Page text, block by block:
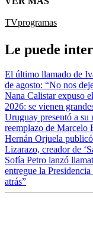
TVprogramas
Le puede
El último llamado de
de agosto: “No nos
Nana Calistar expuso
2026: se vienen
Uruguay presentó a su
reemplazo de Marcelo
Hernán Orjuela
Lizarazo, creador de
Sofía Petro lanzó
entregue la
atrás”